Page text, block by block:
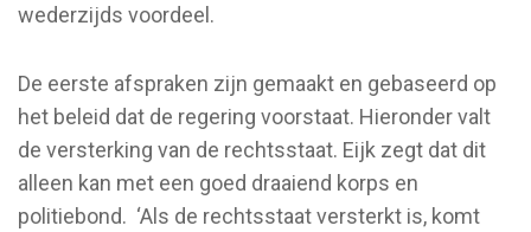
wederzijds voordeel.
De eerste afspraken zijn gemaakt en gebaseerd op
het beleid dat de regering voorstaat. Hieronder valt
de versterking van de rechtsstaat. Eijk zegt dat dit
alleen kan met een goed draaiend korps en
politiebond. ‘Als de rechtsstaat versterkt is, komt